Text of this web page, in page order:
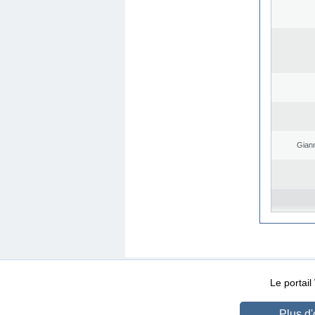
Conditions d’utilisation
Le portail